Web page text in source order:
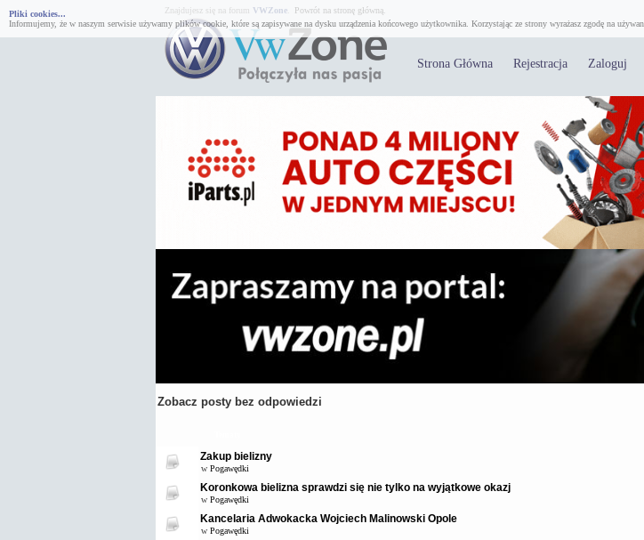
Pliki cookies...
Informujemy, że w naszym serwisie używamy plików cookie, które są zapisywane na dysku urządzenia końcowego użytkownika. Korzystając ze strony wyrażasz zgodę na
Znajdujesz się na forum VWZone. Powrót na stronę główną.
Strona Główna Rejestracja Zaloguj
Zobacz posty bez odpowiedzi
Zakup bielizny
w Pogawędki
Koronkowa bielizna sprawdzi się nie tylko na wyjątkowe okazj
w Pogawędki
Kancelaria Adwokacka Wojciech Malinowski Opole
w Pogawędki